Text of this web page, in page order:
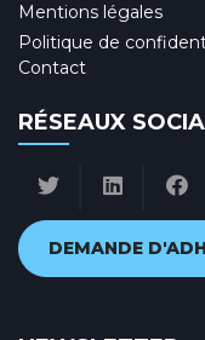
Mentions légales
Politique de
Contact
RÉSEAUX
DEMANDE